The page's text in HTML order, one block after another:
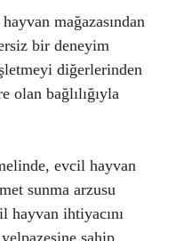
mağazasından
bir deneyim
diğerlerinden
olan bağlılığıyla
evcil hayvan
sunma arzusu
hayvan ihtiyacını
sahip